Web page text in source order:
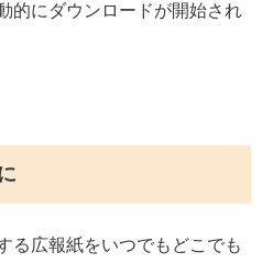
的にダウンロードが開始され
る広報紙をいつでもどこでも